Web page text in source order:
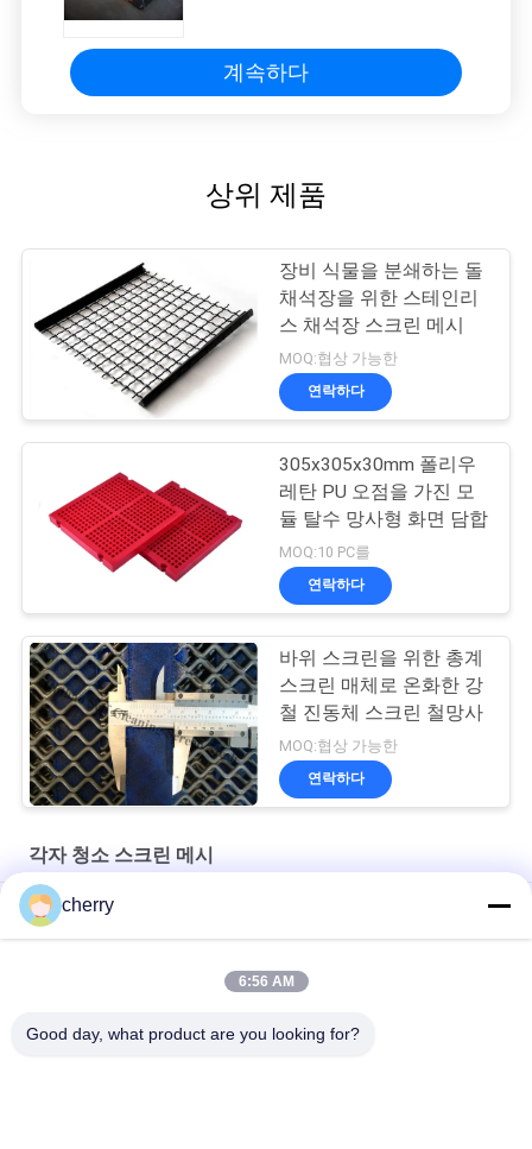
계속하다
상위 제품
장비 식물을 분쇄하는 돌
채석장을 위한 스테인리
스 채석장 스크린 메시
MOQ:협상 가능한
연락하다
305x305x30mm 폴리우
레탄 PU 오점을 가진 모
듈 탈수 망사형 화면 담합
MOQ:10 PC를
연락하다
바위 스크린을 위한 총계
스크린 매체로 온화한 강
철 진동체 스크린 철망사
MOQ:협상 가능한
연락하다
각자 청소 스크린 메시
실리카 모래 세척용 셰이커 자갈 채광 진동 스크린
cherry
6:56 AM
Good day, what product are you looking for?